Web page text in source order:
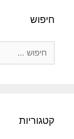
חיפוש
קטגוריות